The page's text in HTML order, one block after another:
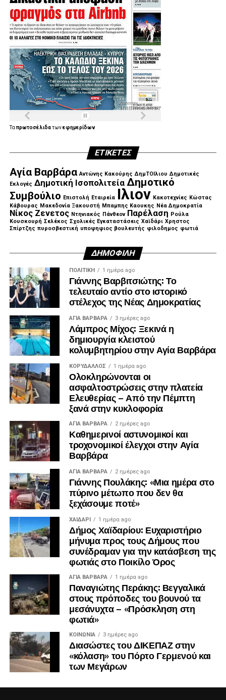
Ταπρωτοσέλιδατωνεφημερίδων
ΕΤΙΚΈΤΕΣ
Αγία Βαρβάρα Αντώνης Κακούρης ΔημΤΟΙλιου Δημοτικές
Εκλογές Δημοτική Ισοπολιτεία Δημοτικό
Συμβούλιο Επιστολή Εταιρεία Ιλιον Κακοτεχνίες Κώστας
Κάβουρας Μακεδονία Ξακουστή Μπαμπης Καουκης Νέα Δημοκρατία
Νίκος Ζενετος Ντηνιακός Πάνθεον Παρέλαση Ρούλα
Κουσκουρή Σελέκος Σχολικές Εγκαταστάσεις Χαϊδάρι Χρηστος
Σπίρτζης πυροσβεστική υποψηφιος βουλευτής φιλοδημος φωτιά
ΔΗΜΟΦΙΛΉ
ΠΟΛΙΤΙΚΉ 1 ημέρα ago
Γιάννης Βαρβιτσιώτης: Το
τελευταίο αντίο στο ιστορικό
στέλεχος της Νέας Δημοκρατίας
ΑΓΙΑ ΒΑΡΒΑΡΑ 3 ημέρες ago
Λάμπρος Μίχος: Ξεκινά η
δημιουργία κλειστού
κολυμβητηρίου στην Αγία Βαρβάρα
ΚΟΡΥΔΑΛΛΟΣ 1 ημέρα ago
Ολοκληρώνονται οι
ασφαλτοστρώσεις στην πλατεία
Ελευθερίας – Από την Πέμπτη
ξανά στην κυκλοφορία
ΑΓΙΑ ΒΑΡΒΑΡΑ 2 ημέρες ago
Καθημερινοί αστυνομικοί και
τροχονομικοί έλεγχοι στην Αγία
Βαρβάρα
ΑΓΙΑ ΒΑΡΒΑΡΑ 2 ημέρες ago
Γιάννης Πουλάκης: «Μια ημέρα στο
πύρινο μέτωπο που δεν θα
ξεχάσουμε ποτέ»
ΧΑΪΔΑΡΙ 1 ημέρα ago
Δήμος Χαϊδαρίου: Ευχαριστήριο
μήνυμα προς τους Δήμους που
συνέδραμαν για την κατάσβεση της
φωτιάς στο Ποικίλο Όρος
ΑΓΙΑ ΒΑΡΒΑΡΑ 1 ημέρα ago
Παναγιώτης Περάκης: Βεγγαλικά
στους πρόποδες του βουνού τα
μεσάνυχτα – «Πρόσκληση στη
φωτιά»
ΚΟΙΝΩΝΊΑ 3 ημέρες ago
Διασώστες του ΔΙΚΕΠΑΖ στην
«κόλαση» του Πόρτο Γερμενού και
των Μεγάρων